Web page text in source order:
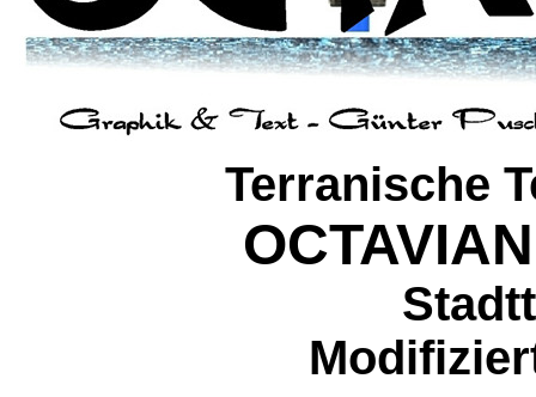
Terranische